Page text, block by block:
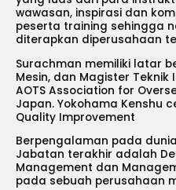
wawasan, inspirasi dan
peserta training sehingga
diterapkan diperusahaan
Surachman memiliki latar
Mesin, dan Magister Teknik
AOTS Association for
Japan. Yokohama Kenshu
Quality Improvement
Berpengalaman pada
Jabatan terakhir adalah
Management dan
pada sebuah perusahaan